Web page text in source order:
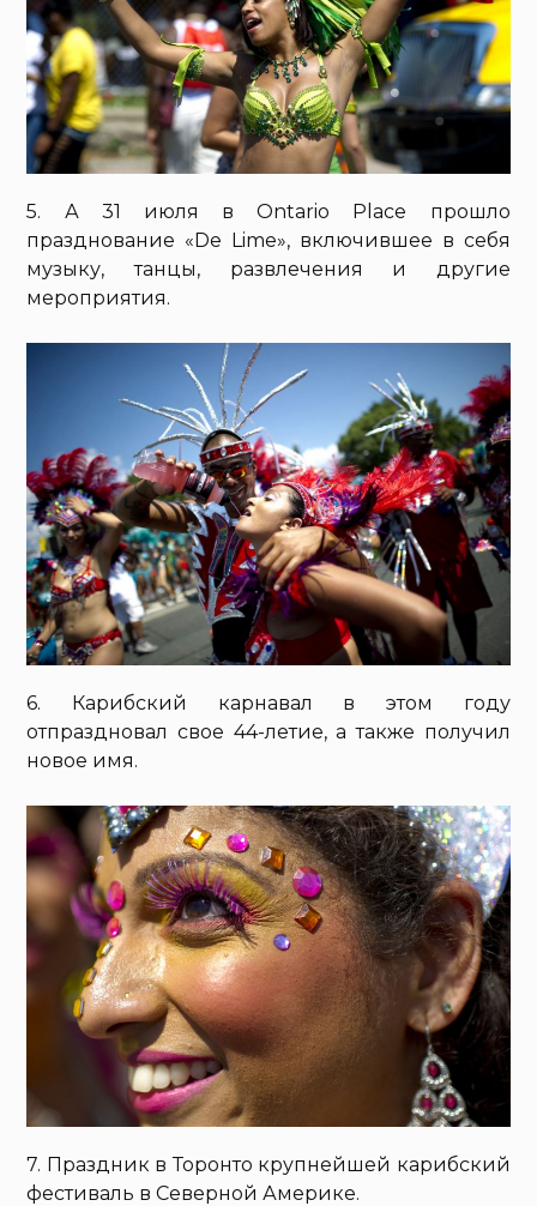
5. А 31 июля в Ontario Place прошло
празднование «De Lime», включившее в себя
музыку, танцы, развлечения и другие
мероприятия.
6. Карибский карнавал в этом году
отпраздновал свое 44-летие, а также получил
новое имя.
7. Праздник в Торонто крупнейшей карибский
фестиваль в Северной Америке.